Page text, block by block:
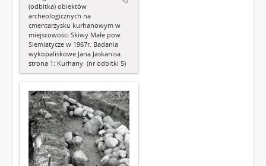
(odbitka) obiektów
archeologicznych na
cmentarzysku kurhanowym w
miejscowości Skiwy Małe pow.
Siemiatycze w 1967r. Badania
wykopaliskowe Jana Jaskanisa.
strona 1: Kurhany. (nr odbitki 5)